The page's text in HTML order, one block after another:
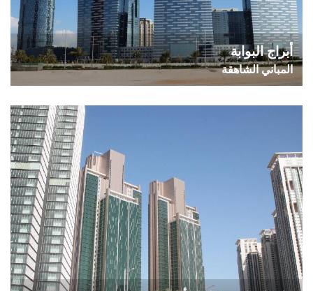
أبراج البوابة
المباني الشاهقة